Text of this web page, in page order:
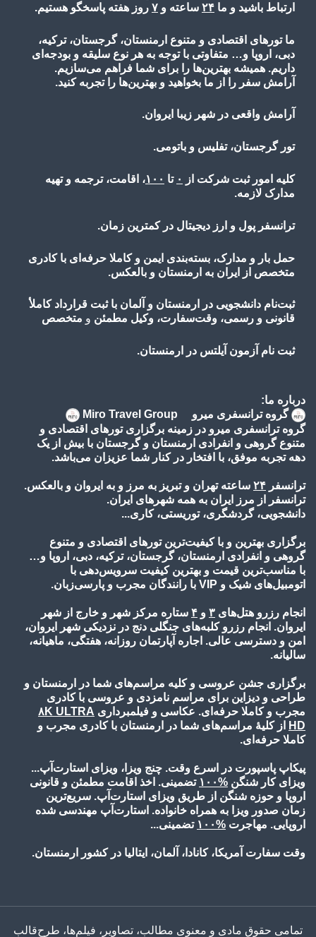
ارتباط باشید و ما ۲۴ ساعته و ۷ روز هفته پاسخگو هستیم.
ما تورهای اقتصادی و متنوع ارمنستان، گرجستان، ترکیه،
دبی، اروپا و… متفاوتی با توجه به هر نوع سلیقه و بودجه‌ای
داریم. همیشه بهترین‌ها را برای شما فراهم می‌سازیم.
آرامش سفر را از ما بخواهید و بهترین‌ها را تجربه کنید.
آرامش واقعی در شهر زیبا ایروان.
تور گرجستان، تفلیس و باتومی.
کلیه امور ثبت شرکت از ۰ تا ۱۰۰، اقامت، ترجمه و تهیه
مدارک لازمه.
ترانسفر پول و ارز دیجیتال در کمترین زمان.
حمل بار و مدارک، بسته‌بندی ایمن و کاملا حرفه‌ای با کادری
متخصص از ایران به ارمنستان و بالعکس.
ثبت‌نام دانشجویی در ارمنستان و آلمان با ثبت قرارداد کاملأ
قانونی و رسمی، وقت‌سفارت، وکیل مطمئن و متخصص
ثبت نام آزمون آیلتس در ارمنستان.
درباره ما:
گروه ترانسفری میرو Miro Travel Group
گروه ترانسفری میرو در زمینه برگزاری تورهای اقتصادی و
متنوع گروهی و انفرادی ارمنستان و گرجستان با بیش از یک
دهه تجربه موفق، با افتخار در کنار شما عزیزان می‌باشد.
ترانسفر ۲۴ ساعته تهران و تبریز به مرز و به ایروان و بالعکس.
ترانسفر از مرز ایران به همه شهرهای ایران.
دانشجویی، گردشگری، توریستی، کاری...
برگزاری بهترین و با کیفیت‌ترین تورهای اقتصادی و متنوع
گروهی و انفرادی ارمنستان، گرجستان، ترکیه، دبی، اروپا و…
با مناسب‌ترین قیمت و بهترین کیفیت سرویس‌دهی با
اتومبیل‌های شیک و VIP با رانندگان مجرب و پارسی‌زبان.
انجام رزرو هتل‌های ۳ و ۴ ستاره مرکز شهر و خارج از شهر
ایروان. انجام رزرو کلبه‌های جنگلی دنج در نزدیکی شهر ایروان،
امن و دسترسی عالی. اجاره آپارتمان روزانه، هفتگی، ماهیانه،
سالیانه.
برگزاری جشن عروسی و کلیه مراسم‌های شما در ارمنستان و
طراحی و دیزاین برای مراسم نامزدی و عروسی با کادری
مجرب و کاملا حرفه‌ای. عکاسی و فیلمبرداری ۸K ULTRA
HD
از کلیۀ مراسم‌های شما در ارمنستان با کادری مجرب و
کاملا حرفه‌ای.
پیکاپ پاسپورت در اسرع وقت. چنج ویزا، ویزای استارت‌آپ...
ویزای کار شنگن %۱۰۰
تضمینی. اخذ اقامت مطمئن و قانونی
اروپا و حوزه شنگن از طریق ویزای استارت‌آپ. سریع‌ترین
زمان صدور ویزا به همراه خانواده. استارت‌آپ مهندسی شده
اروپایی. مهاجرت %۱۰۰ تضمینی...
وقت سفارت آمریکا، کانادا، آلمان، ایتالیا در کشور ارمنستان.
تمامی حقوق مادی و معنوی مطالب، تصاویر، فیلم‌ها، طرح‌قالب